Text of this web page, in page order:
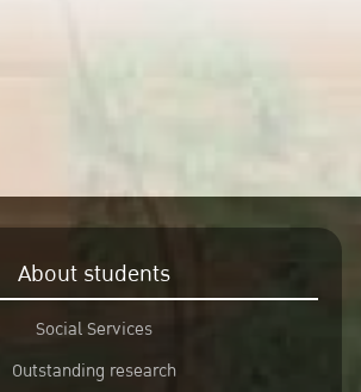
About students
Social Services
Outstanding research